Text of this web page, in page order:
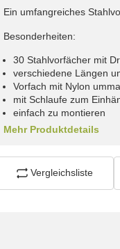
Ein umfangreiches
Besonderheiten:
30 Stahlvorfächer mit
verschiedene Längen
Vorfach mit Nylon
mit Schlaufe zum
einfach zu montieren
Mehr Produktdetails
Vergleichsliste